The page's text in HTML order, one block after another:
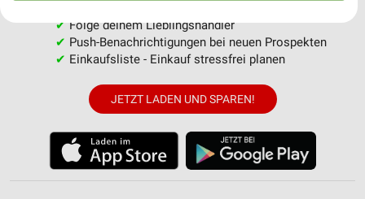
✔Folge deinem Lieblingshändler
✔ Push-Benachrichtigungen bei neuen Prospekten
✔ Einkaufsliste - Einkauf stressfrei planen
JETZT LADEN UND SPAREN!
Website/App.
Partnerliste anzeigen (1 IAB-Anbieter)
IAB-Verarbeitungszwecke:
Speichern von oder Zugriff auf Informationen
Verwendung reduzierter Daten zur Auswahl von
Werbeanzeigen